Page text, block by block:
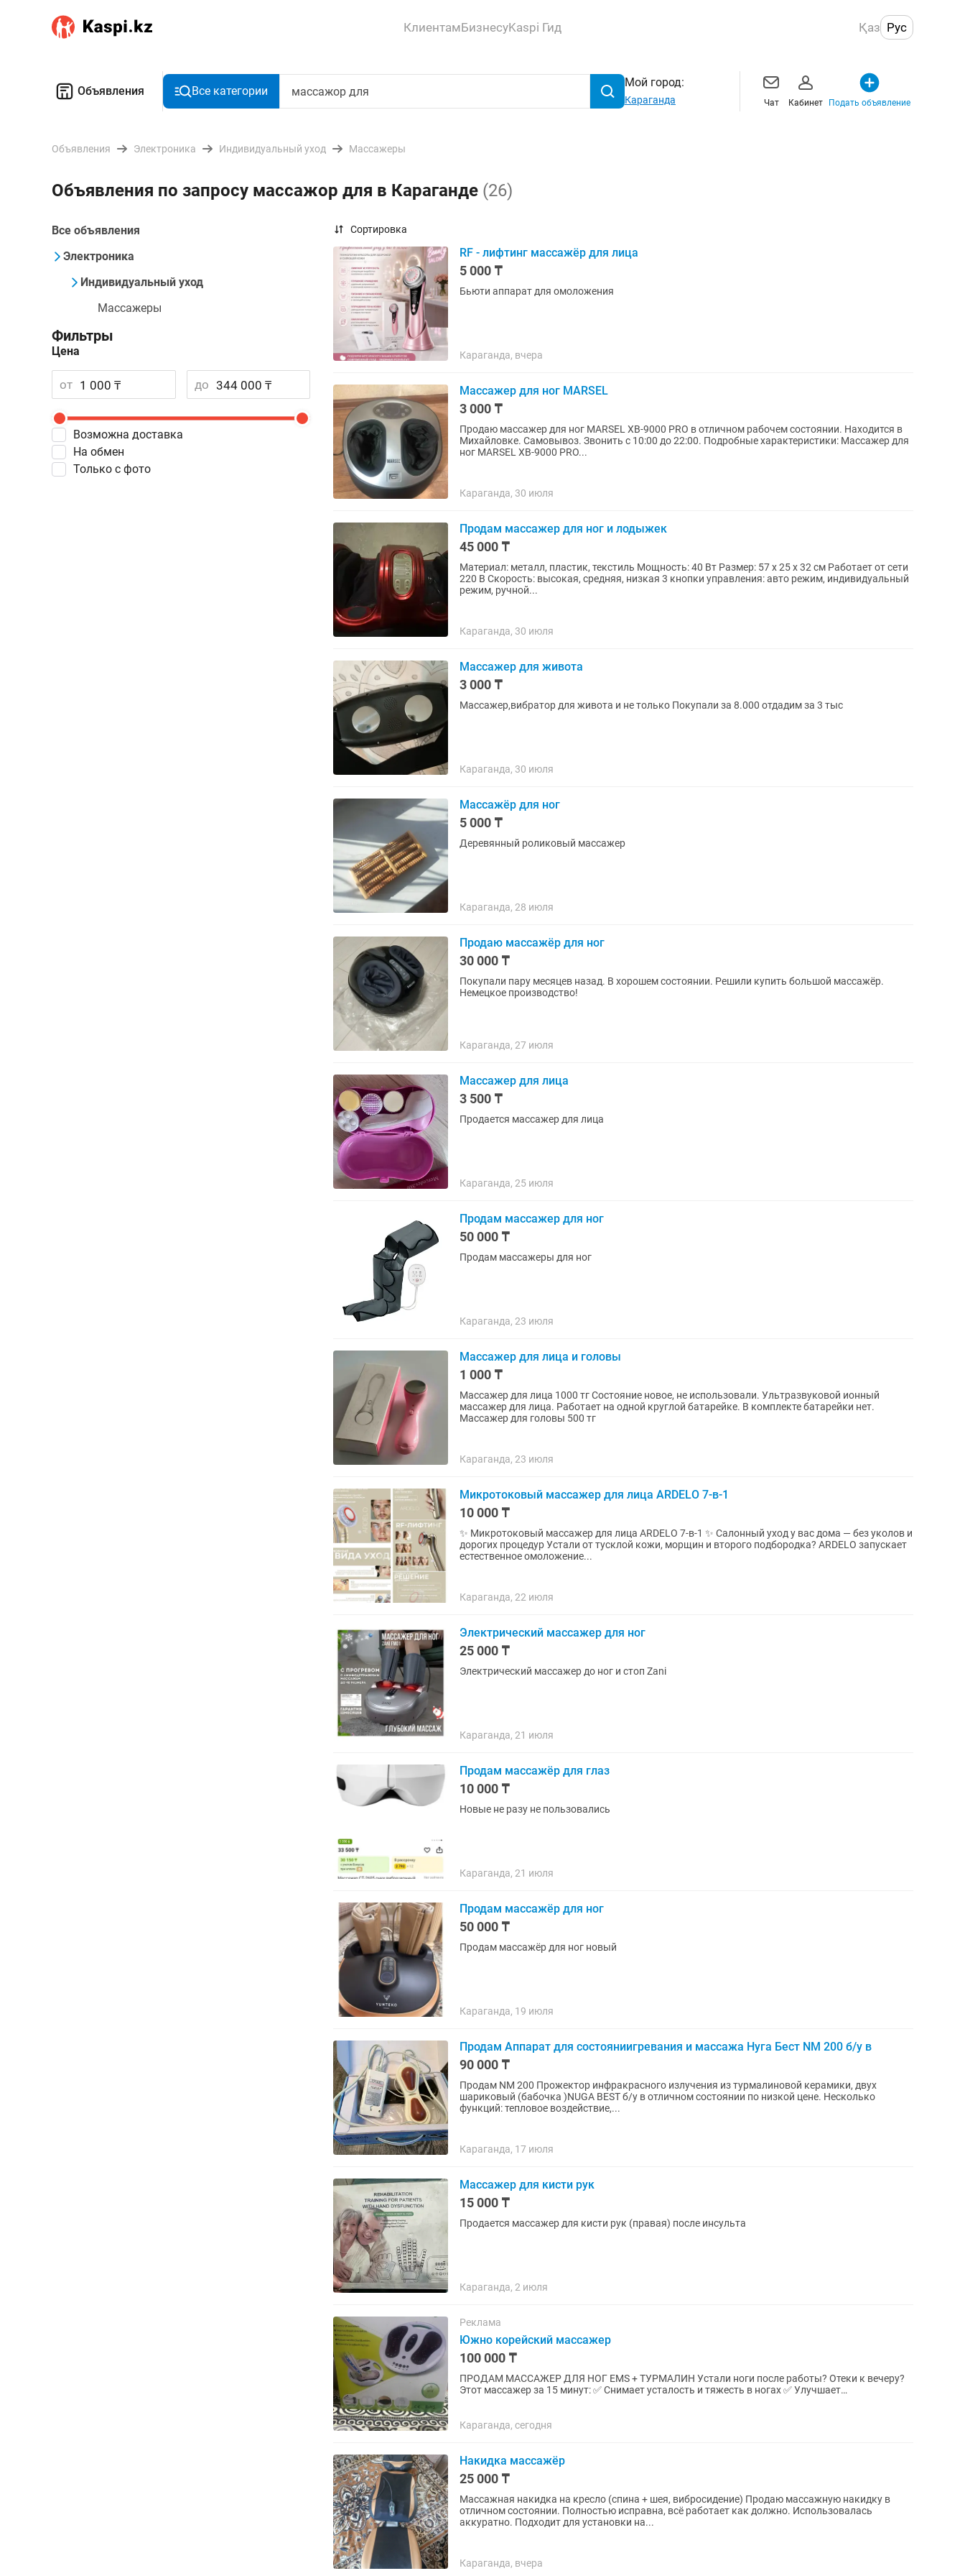
КлиентамБизнесуKaspi Гид Қаз Рус
Объявления Все категории
Мой город:
Караганда Чат Кабинет Подать объявление
Объявления Электроника Индивидуальный уход Массажеры
Объявления по запросу массажор для в Караганде (26)
Все объявления
Электроника
Индивидуальный уход
Массажеры
Фильтры
Цена
от до
Возможна доставка
На обмен
Только с фото
Сортировка
RF - лифтинг массажёр для лица
5 000 ₸
Бьюти аппарат для омоложения
Караганда, вчера
Массажер для ног MARSEL
3 000 ₸
Продаю массажер для ног MARSEL XB-9000 PRO в отличном рабочем состоянии. Находится в
Михайловке. Самовывоз. Звонить с 10:00 до 22:00. Подробные характеристики: Массажер для
ног MARSEL XB-9000 PRO...
Караганда, 30 июля
Продам массажер для ног и лодыжек
45 000 ₸
Материал: металл, пластик, текстиль Мощность: 40 Вт Размер: 57 х 25 х 32 см Работает от сети
220 В Скорость: высокая, средняя, низкая 3 кнопки управления: авто режим, индивидуальный
режим, ручной...
Караганда, 30 июля
Массажер для живота
3 000 ₸
Массажер,вибратор для живота и не только Покупали за 8.000 отдадим за 3 тыс
Караганда, 30 июля
Массажёр для ног
5 000 ₸
Деревянный роликовый массажер
Караганда, 28 июля
Продаю массажёр для ног
30 000 ₸
Покупали пару месяцев назад. В хорошем состоянии. Решили купить большой массажёр.
Немецкое производство!
Караганда, 27 июля
Массажер для лица
3 500 ₸
Продается массажер для лица
Караганда, 25 июля
Продам массажер для ног
50 000 ₸
Продам массажеры для ног
Караганда, 23 июля
Массажер для лица и головы
1 000 ₸
Массажер для лица 1000 тг Состояние новое, не использовали. Ультразвуковой ионный
массажер для лица. Работает на одной круглой батарейке. В комплекте батарейки нет.
Массажер для головы 500 тг
Караганда, 23 июля
Микротоковый массажер для лица ARDELO 7-в-1
10 000 ₸
✨ Микротоковый массажер для лица ARDELO 7-в-1 ✨ Салонный уход у вас дома — без уколов и
дорогих процедур Устали от тусклой кожи, морщин и второго подбородка? ARDELO запускает
естественное омоложение...
Караганда, 22 июля
Электрический массажер для ног
25 000 ₸
Электрический массажер до ног и стоп Zani
Караганда, 21 июля
Продам массажёр для глаз
10 000 ₸
Новые не разу не пользовались
Караганда, 21 июля
Продам массажёр для ног
50 000 ₸
Продам массажёр для ног новый
Караганда, 19 июля
Продам Аппарат для состояниигревания и массажа Нуга Бест NM 200 б/у в
90 000 ₸
Продам NM 200 Прожектор инфракрасного излучения из турмалиновой керамики, двух
шариковый (бабочка )NUGA BEST б/у в отличном состоянии по низкой цене. Несколько
функций: тепловое воздействие,...
Караганда, 17 июля
Массажер для кисти рук
15 000 ₸
Продается массажер для кисти рук (правая) после инсульта
Караганда, 2 июля
Реклама
Южно корейский массажер
100 000 ₸
ПРОДАМ МАССАЖЕР ДЛЯ НОГ EMS + ТУРМАЛИН Устали ноги после работы? Отеки к вечеру?
Этот массажер за 15 минут: ✅ Снимает усталость и тяжесть в ногах ✅ Улучшает
Караганда, сегодня
Накидка массажёр
25 000 ₸
Массажная накидка на кресло (спина + шея, вибросидение) Продаю массажную накидку в
отличном состоянии. Полностью исправна, всё работает как должно. Использовалась
аккуратно. Подходит для установки на...
Караганда, вчера